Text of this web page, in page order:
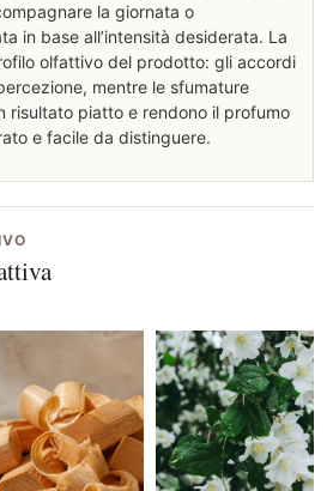
la giornata o
in base all’intensità desiderata. La
olfattivo del prodotto: gli accordi
mentre le sfumature
risultato piatto e rendono il profumo
e facile da distinguere.